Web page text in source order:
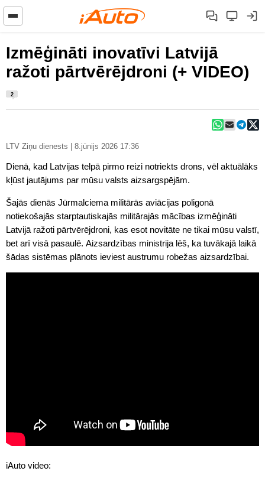
Izmēģināti inovatīvi Latvijā
ražoti pārtvērējdroni (+ VIDEO)
2
LTV Ziņu dienests | 8.jūnijs 2026 17:36
Dienā, kad Latvijas telpā pirmo reizi notriekts drons, vēl aktuālāks
kļūst jautājums par mūsu valsts aizsargspējām.
Šajās dienās Jūrmalciema militārās aviācijas poligonā
notiekošajās starptautiskajās militārajās mācības izmēģināti
Latvijā ražoti pārtvērējdroni, kas esot novitāte ne tikai mūsu valstī,
bet arī visā pasaulē. Aizsardzības ministrija lēš, ka tuvākajā laikā
šādas sistēmas plānots ieviest austrumu robežas aizsardzībai.
iAuto video: